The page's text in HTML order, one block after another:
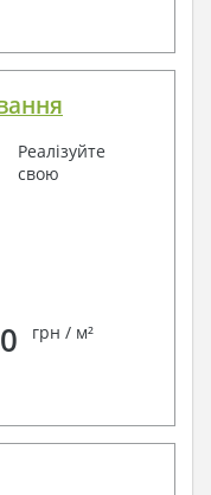
Реалізуйте
свою
грн / м²